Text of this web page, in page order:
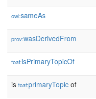
owl:sameAs
prov:wasDerivedFrom
foaf:isPrimaryTopicOf
is foaf:primaryTopic of